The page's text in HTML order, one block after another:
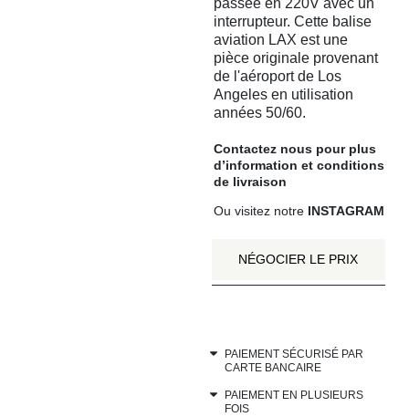
passée en 220V avec un
interrupteur. Cette balise
aviation LAX est une
pièce originale provenant
de l'aéroport de Los
Angeles en utilisation
années 50/60.
Contactez nous pour plus
d’information etconditions
de livraison
Ou visitez notre INSTAGRAM
NÉGOCIER LE PRIX
PAIEMENT SÉCURISÉ PAR
CARTE BANCAIRE
PAIEMENT EN PLUSIEURS
FOIS